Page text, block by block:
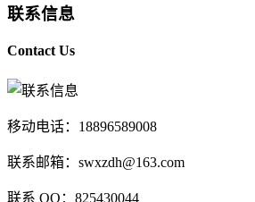
联系信息
Contact Us
移动电话：18896589008
联系邮箱：swxzdh@163.com
联系 QQ：825430044